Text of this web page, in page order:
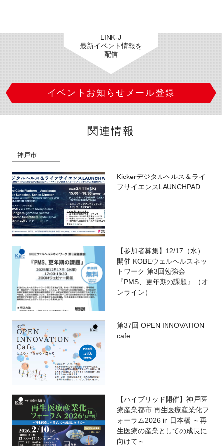
LINK-J
最新イベント情報を
配信
イベントお知らせメール登録
関連情報
神戸市
Kickerデジタルヘルス＆ライ
フサイエンスLAUNCHPAD
【参加者募集】12/17（水）
開催 KOBEウェルヘルスネッ
トワーク 第3回勉強会
『PMS、更年期の課題』（オ
ンライン）
第37回 OPEN INNOVATION
cafe
【ハイブリッド開催】神戸医
療産業都市 再生医療産業化フ
ォーラム2026 in 日本橋 ～再
生医療の産業としての成長に
向けて～